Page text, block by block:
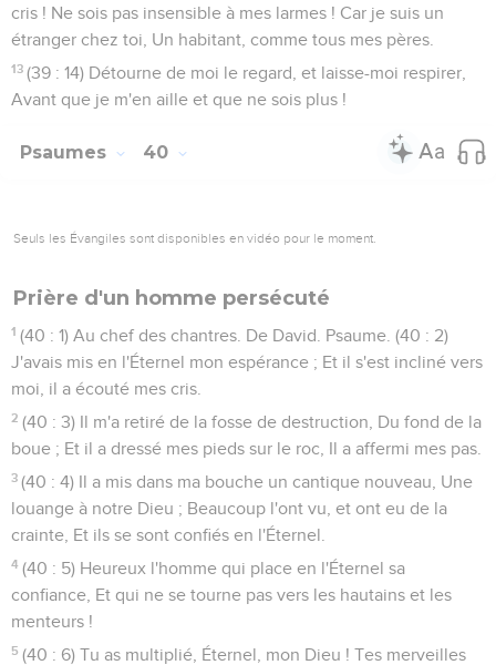
cris ! Ne sois pas insensible à mes larmes ! Car je suis un
étranger chez toi, Un habitant, comme tous mes pères.
13 (39 : 14) Détourne de moi le regard, et laisse-moi respirer,
Avant que je m'en aille et que ne sois plus !
Psaumes 40
Seuls les Évangiles sont disponibles en vidéo pour le moment.
Prière d'un homme persécuté
1 (40 : 1) Au chef des chantres. De David. Psaume. (40 : 2)
J'avais mis en l'Éternel mon espérance ; Et il s'est incliné vers
moi, il a écouté mes cris.
2 (40 : 3) Il m'a retiré de la fosse de destruction, Du fond de la
boue ; Et il a dressé mes pieds sur le roc, Il a affermi mes pas.
3 (40 : 4) Il a mis dans ma bouche un cantique nouveau, Une
louange à notre Dieu ; Beaucoup l'ont vu, et ont eu de la
crainte, Et ils se sont confiés en l'Éternel.
4 (40 : 5) Heureux l'homme qui place en l'Éternel sa
confiance, Et qui ne se tourne pas vers les hautains et les
menteurs !
5 (40 : 6) Tu as multiplié, Éternel, mon Dieu ! Tes merveilles